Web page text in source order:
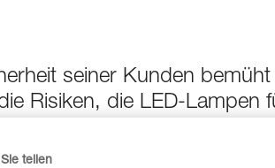
seiner Kunden bemüht
Risiken, die LED-Lampen
EN 62471: 2008,
auch wenn ihre
teilen